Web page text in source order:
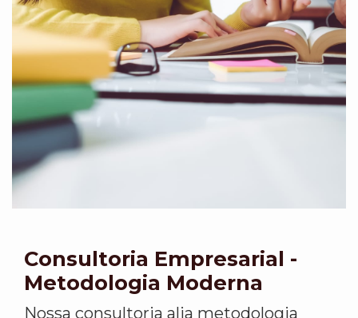
Consultoria Empresarial -
Metodologia Moderna
Nossa consultoria alia metodologia